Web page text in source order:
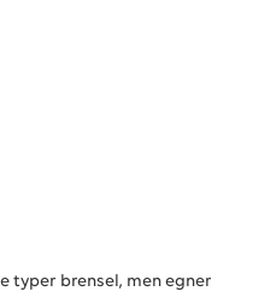
typer brensel, men egner